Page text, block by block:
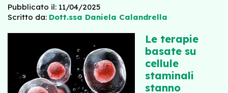
Pubblicato il: 11/04/2025
Scritto da: Dott.ssa Daniela Calandrella
Le terapie
basate su
cellule
staminali
stanno